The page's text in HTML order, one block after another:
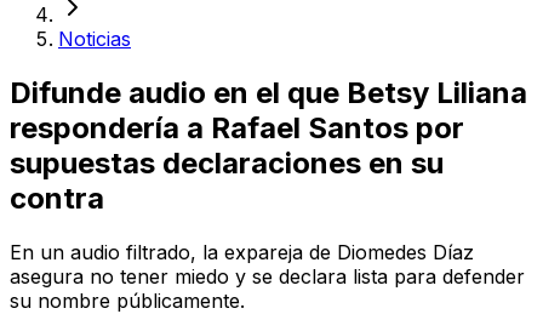
Noticias
Difunde audio en el que Betsy Liliana
respondería a Rafael Santos por
supuestas declaraciones en su
contra
En un audio filtrado, la expareja de Diomedes Díaz
asegura no tener miedo y se declara lista para defender
su nombre públicamente.